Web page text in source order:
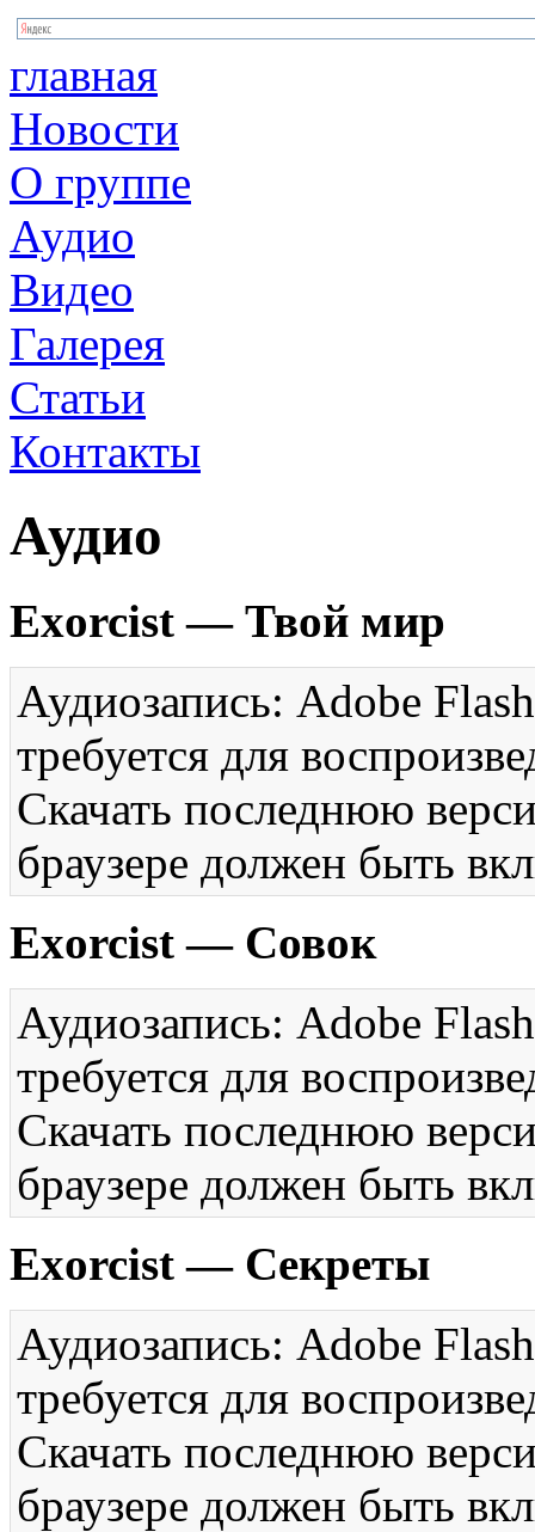
главная
Новости
О группе
Аудио
Видео
Галерея
Статьи
Контакты
Аудио
Exorcist — Твой мир
Аудиозапись: Adobe
требуется для
Скачать последнюю
браузере должен быть
Exorcist — Совок
Аудиозапись: Adobe
требуется для
Скачать последнюю
браузере должен быть
Exorcist — Секреты
Аудиозапись: Adobe
требуется для
Скачать последнюю
браузере должен быть